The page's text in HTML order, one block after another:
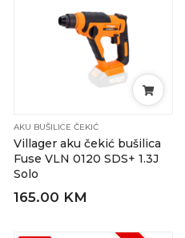
AKU BUŠILICE ČEKIĆ
Villager aku čekić bušilica
Fuse VLN 0120 SDS+ 1.3J
Solo
165.00 KM